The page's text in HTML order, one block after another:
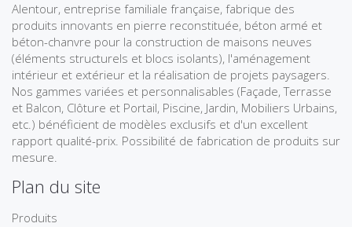
Alentour, entreprise familiale française, fabrique des
produits innovants en pierre reconstituée, béton armé et
béton-chanvre pour la construction de maisons neuves
(éléments structurels et blocs isolants), l'aménagement
intérieur et extérieur et la réalisation de projets paysagers.
Nos gammes variées et personnalisables (Façade, Terrasse
et Balcon, Clôture et Portail, Piscine, Jardin, Mobiliers Urbains,
etc.) bénéficient de modèles exclusifs et d'un excellent
rapport qualité-prix. Possibilité de fabrication de produits sur
mesure.
Plan du site
Produits